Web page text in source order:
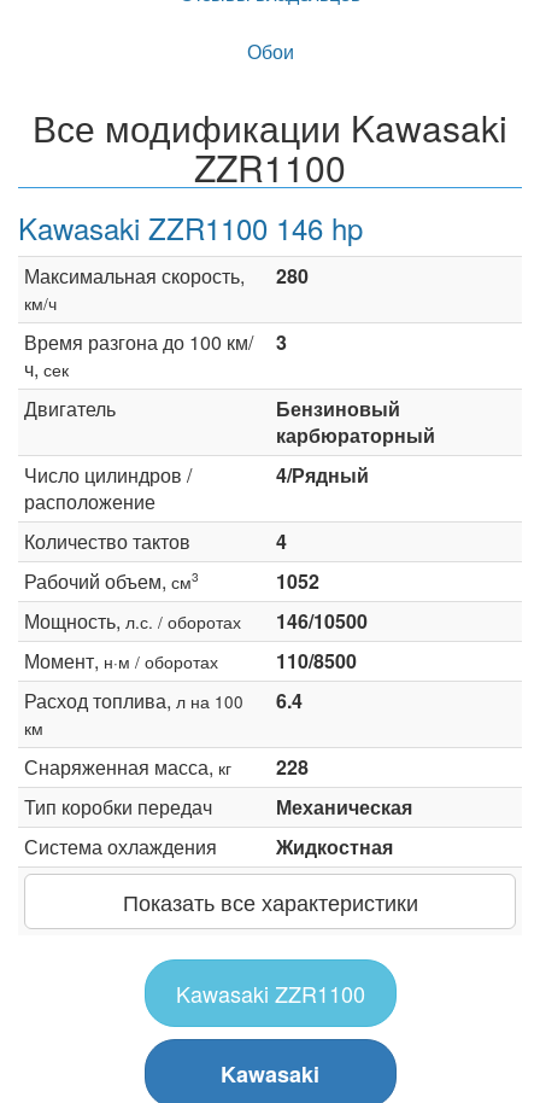
Обои
Все модификации Kawasaki
ZZR1100
Kawasaki ZZR1100 146 hp
Максимальная скорость,
км/ч
280
Время разгона до 100 км/
ч, сек
3
Двигатель
Бензиновый
карбюраторный
Число цилиндров /
расположение
4/Рядный
Количество тактов
4
Рабочий объем, см3
1052
Мощность, л.с. / оборотах
146/10500
Момент, н·м / оборотах
110/8500
Расход топлива, л на 100
км
6.4
Снаряженная масса, кг
228
Тип коробки передач
Механическая
Система охлаждения
Жидкостная
Показать все характеристики
Kawasaki ZZR1100
Kawasaki